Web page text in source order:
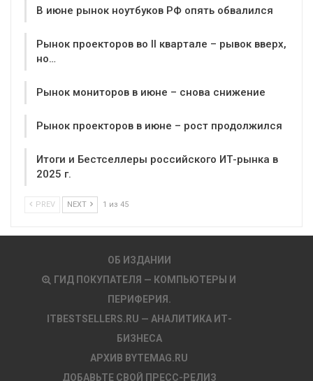
В июне рынок ноутбуков РФ опять обвалился
Рынок проекторов во II квартале – рывок вверх,
но…
Рынок мониторов в июне – снова снижение
Рынок проекторов в июне – рост продолжился
Итоги и Бестселлеры российского ИТ-рынка в
2025 г.
PREV NEXT 1 из 45
ОБ ИЗДАНИИ
ГИД ПОКУПАТЕЛЯ — КОМПЬЮТЕРЫ И
ПЕРИФЕРИЯ.
ITBESTSELLERS.RU — АНАЛИТИКА ИТ-
БИЗНЕСА
АРХИВ BYTEMAG.RU
ДОБАВЬТЕ СВОЙ ПРЕСС-РЕЛИЗ